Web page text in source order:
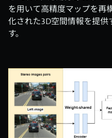
を用いて高精度マップを再
化された3D空間情報を提供
す。